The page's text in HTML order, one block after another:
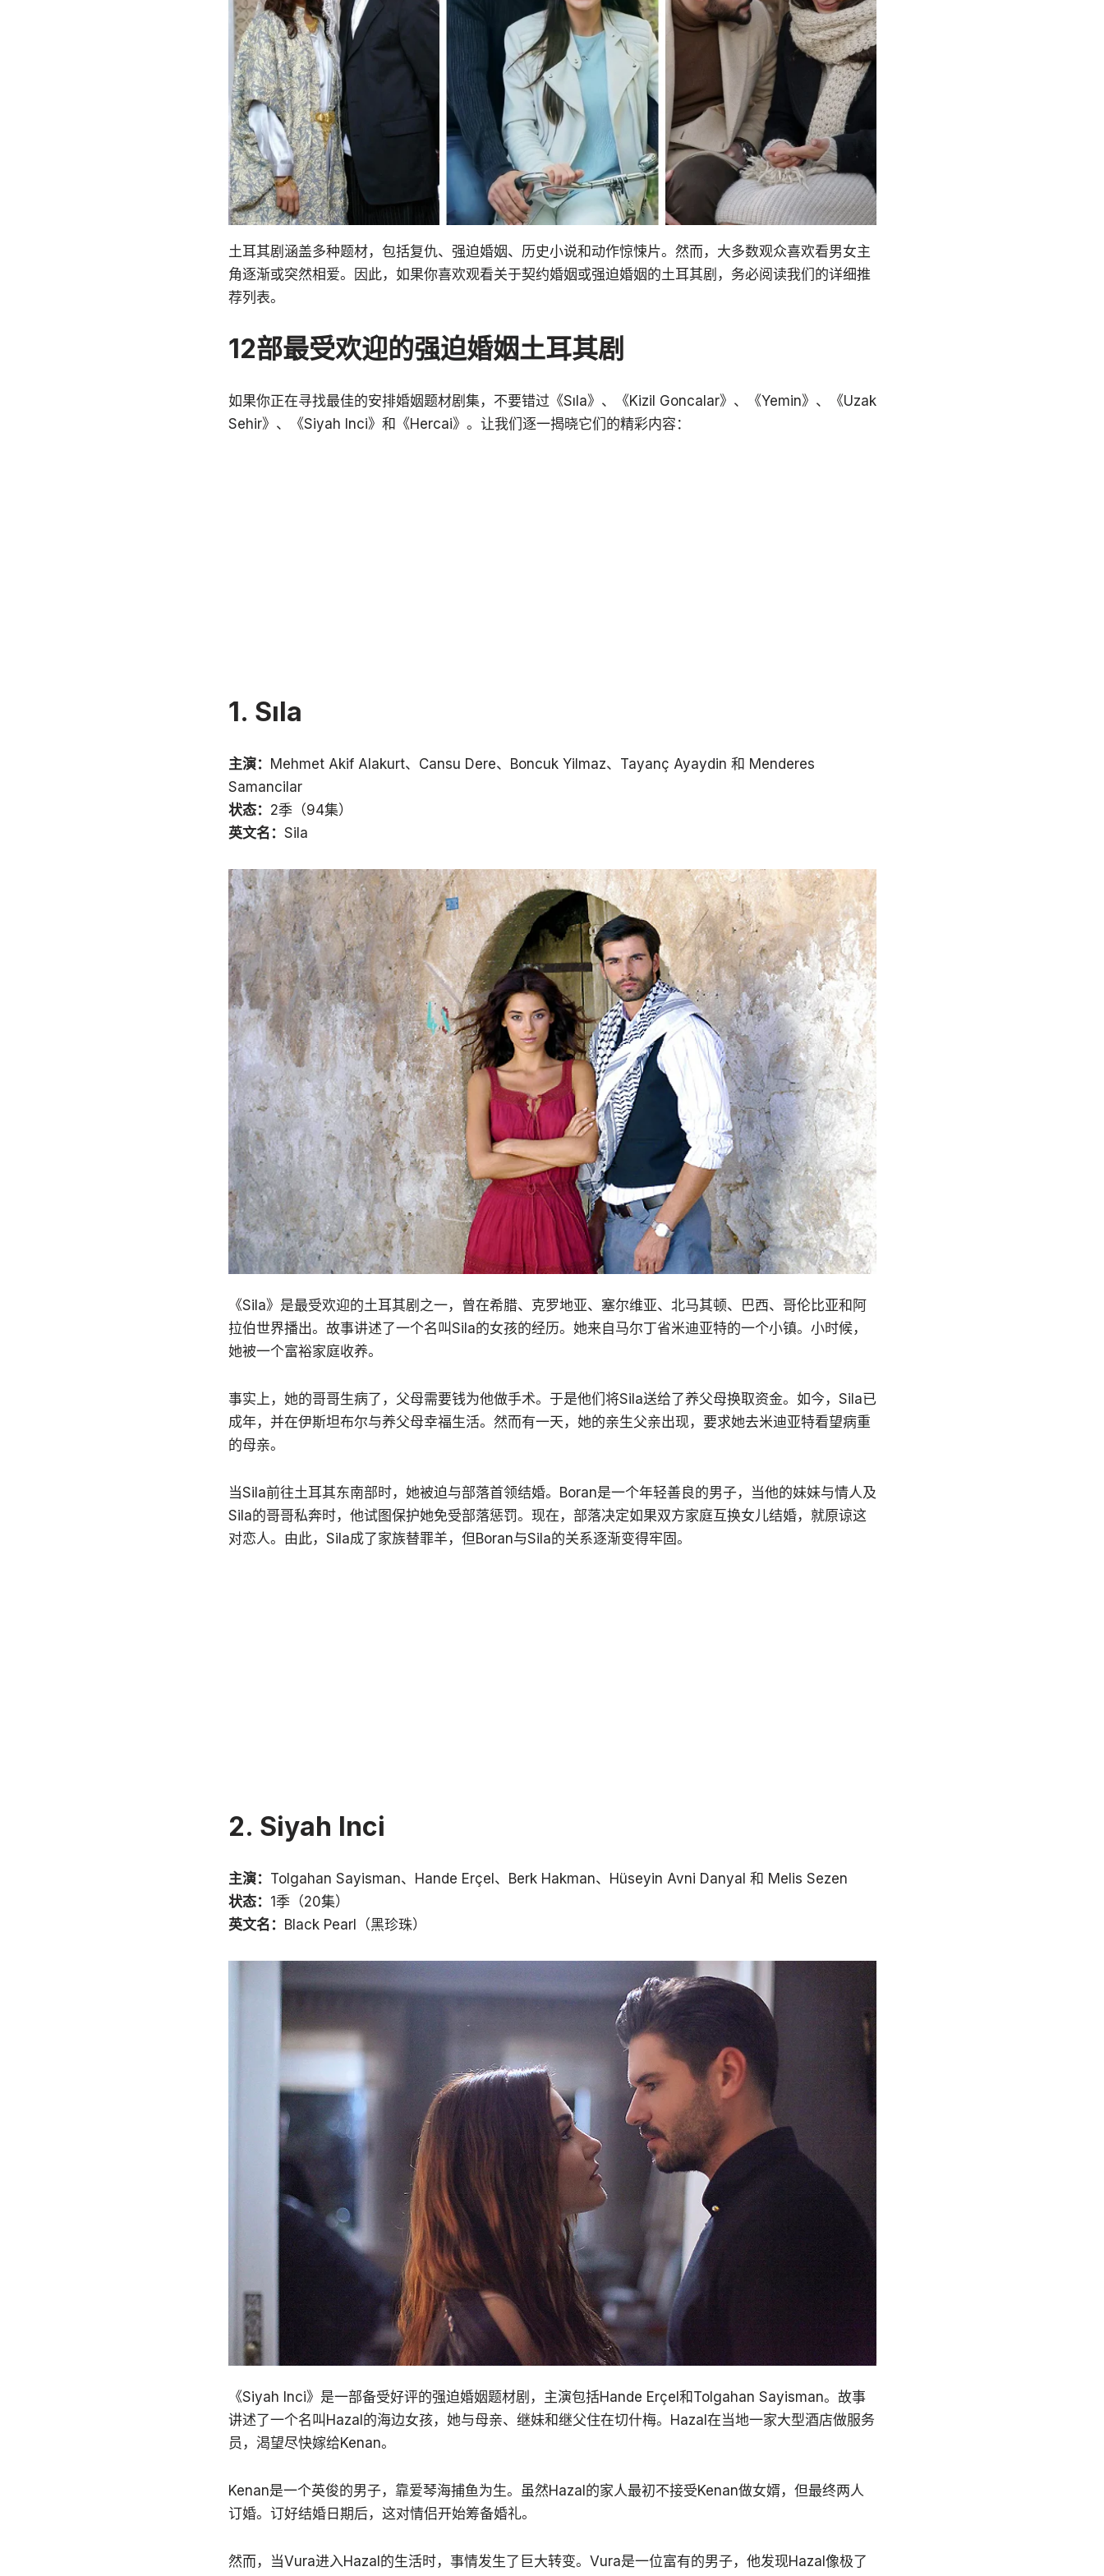
土耳其剧涵盖多种题材，包括复仇、强迫婚姻、历史小说和动作惊悚片。然而，大多数观众喜欢看男女主
角逐渐或突然相爱。因此，如果你喜欢观看关于契约婚姻或强迫婚姻的土耳其剧，务必阅读我们的详细推
荐列表。
12部最受欢迎的强迫婚姻土耳其剧
如果你正在寻找最佳的安排婚姻题材剧集，不要错过《Sıla》、《Kizil Goncalar》、《Yemin》、《Uzak
Sehir》、《Siyah Inci》和《Hercai》。让我们逐一揭晓它们的精彩内容：
1. Sıla
主演： Mehmet Akif Alakurt、Cansu Dere、Boncuk Yilmaz、Tayanç Ayaydin 和 Menderes
Samancilar
状态： 2季（94集）
英文名： Sila
《Sila》是最受欢迎的土耳其剧之一，曾在希腊、克罗地亚、塞尔维亚、北马其顿、巴西、哥伦比亚和阿
拉伯世界播出。故事讲述了一个名叫Sila的女孩的经历。她来自马尔丁省米迪亚特的一个小镇。小时候，
她被一个富裕家庭收养。
事实上，她的哥哥生病了，父母需要钱为他做手术。于是他们将Sila送给了养父母换取资金。如今，Sila已
成年，并在伊斯坦布尔与养父母幸福生活。然而有一天，她的亲生父亲出现，要求她去米迪亚特看望病重
的母亲。
当Sila前往土耳其东南部时，她被迫与部落首领结婚。Boran是一个年轻善良的男子，当他的妹妹与情人及
Sila的哥哥私奔时，他试图保护她免受部落惩罚。现在，部落决定如果双方家庭互换女儿结婚，就原谅这
对恋人。由此，Sila成了家族替罪羊，但Boran与Sila的关系逐渐变得牢固。
2. Siyah Inci
主演： Tolgahan Sayisman、Hande Erçel、Berk Hakman、Hüseyin Avni Danyal 和 Melis Sezen
状态： 1季（20集）
英文名： Black Pearl（黑珍珠）
《Siyah Inci》是一部备受好评的强迫婚姻题材剧，主演包括Hande Erçel和Tolgahan Sayisman。故事
讲述了一个名叫Hazal的海边女孩，她与母亲、继妹和继父住在切什梅。Hazal在当地一家大型酒店做服务
员，渴望尽快嫁给Kenan。
Kenan是一个英俊的男子，靠爱琴海捕鱼为生。虽然Hazal的家人最初不接受Kenan做女婿，但最终两人
订婚。订好结婚日期后，这对情侣开始筹备婚礼。
然而，当Vura进入Hazal的生活时，事情发生了巨大转变。Vura是一位富有的男子，他发现Hazal像极了